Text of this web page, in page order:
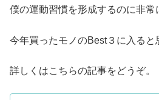
僕の運動習慣を形成するのに非常
今年買ったモノのBest３に入ると
詳しくはこちらの記事をどうぞ。